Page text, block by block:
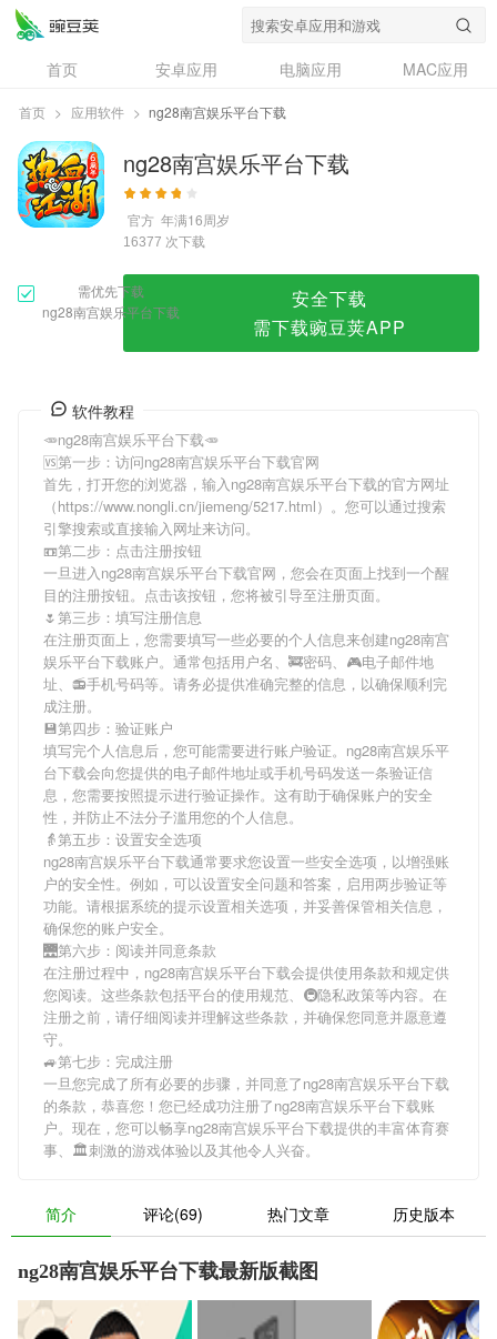
ng28南宫娱乐平台下载
首页 安卓应用 电脑应用
MAC应用
资讯
专题
问答
首页 > 应用软件 > ng28南宫娱乐平台下载
ng28南宫娱乐平台下载
官方 年满16周岁
16377 次下载
需优先下载
ng28南宫娱乐平台下载
安全下载
需下载豌豆荚APP
软件教程
🥕ng28南宫娱乐平台下载🥕
🆚第一步：访问ng28南宫娱乐平台下载官网
首先，打开您的浏览器，输入ng28南宫娱乐平台下载的官方网址
（https://www.nongli.cn/jiemeng/5217.html）。您可以通过搜索
引擎搜索或直接输入网址来访问。
📼第二步：点击注册按钮
一旦进入ng28南宫娱乐平台下载官网，您会在页面上找到一个醒
目的注册按钮。点击该按钮，您将被引导至注册页面。
🌷第三步：填写注册信息
在注册页面上，您需要填写一些必要的个人信息来创建ng28南宫
娱乐平台下载账户。通常包括用户名、🚒密码、🎮电子邮件地
址、📻手机号码等。请务必提供准确完整的信息，以确保顺利完
成注册。
💾第四步：验证账户
填写完个人信息后，您可能需要进行账户验证。ng28南宫娱乐平
台下载会向您提供的电子邮件地址或手机号码发送一条验证信
息，您需要按照提示进行验证操作。这有助于确保账户的安全
性，并防止不法分子滥用您的个人信息。
👵第五步：设置安全选项
ng28南宫娱乐平台下载通常要求您设置一些安全选项，以增强账
户的安全性。例如，可以设置安全问题和答案，启用两步验证等
功能。请根据系统的提示设置相关选项，并妥善保管相关信息，
确保您的账户安全。
🌉第六步：阅读并同意条款
在注册过程中，ng28南宫娱乐平台下载会提供使用条款和规定供
您阅读。这些条款包括平台的使用规范、🚇隐私政策等内容。在
注册之前，请仔细阅读并理解这些条款，并确保您同意并愿意遵
守。
🚙第七步：完成注册
一旦您完成了所有必要的步骤，并同意了ng28南宫娱乐平台下载
的条款，恭喜您！您已经成功注册了ng28南宫娱乐平台下载账
户。现在，您可以畅享ng28南宫娱乐平台下载提供的丰富体育赛
事、🏛刺激的游戏体验以及其他令人兴奋。
简介 评论(69) 热门文章 历史版本
ng28南宫娱乐平台下载最新版截图